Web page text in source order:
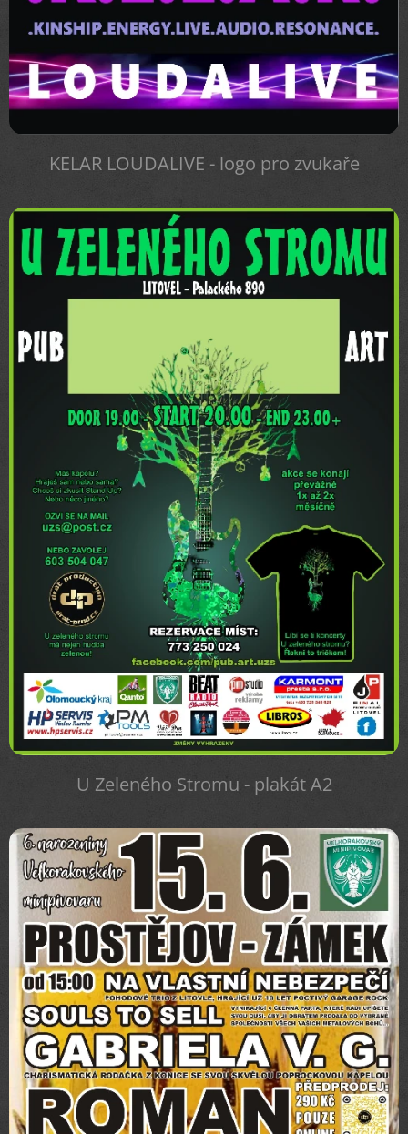
KELAR LOUDALIVE - logo pro zvukaře
U Zeleného Stromu - plakát A2